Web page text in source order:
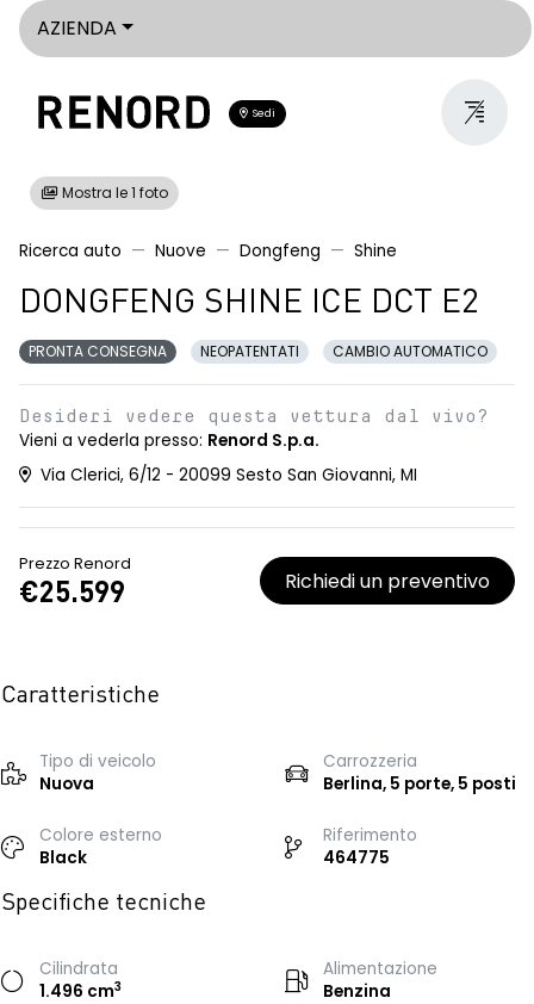
AZIENDA
Sedi
Mostra le 1 foto
Ricerca auto Nuove Dongfeng Shine
DONGFENG SHINE ICE DCT E2
PRONTA CONSEGNA NEOPATENTATI CAMBIO AUTOMATICO
Desideri vedere questa vettura dal vivo?
Vieni a vederla presso: Renord S.p.a.
Via Clerici, 6/12 - 20099 Sesto San Giovanni, MI
Prezzo Renord
€25.599 Richiedi un preventivo
Caratteristiche
Tipo di veicolo
Nuova
Carrozzeria
Berlina, 5 porte, 5 posti
Colore esterno
Black
Riferimento
464775
Specifiche tecniche
Cilindrata
1.496 cm3
Alimentazione
Benzina